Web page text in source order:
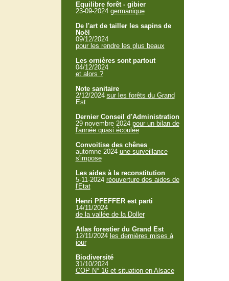
Equilibre forêt - gibier
23-09-2024 germanique
De l'art de tailler les sapins de
Noël
09/12/2024
pour les rendre les plus beaux
Les ornières sont partout
04/12/2024
et alors ?
Note sanitaire
2/12/2024 sur les forêts du Grand
Est
Dernier Conseil d'Administration
29 novembre 2024 pour un bilan de
l'année quasi écoulée
Convoitise des chênes
automne 2024 une surveillance
s'impose
Les aides à la reconstitution
5-11-2024 réouverture des aides de
l'Etat
Henri PFEFFER est parti
14/11/2024
de la vallée de la Doller
Atlas forestier du Grand Est
12/11/2024 les dernières mises à
jour
Biodiversité
31/10/2024
COP N° 16 et situation en Alsace